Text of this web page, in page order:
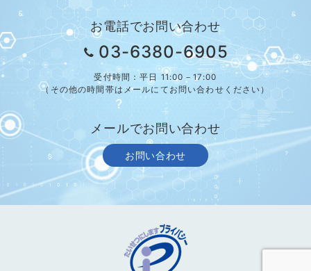
お電話でお問い合わせ
03-6380-6905
受付時間：平日 11:00－17:00
（その他の時間帯はメールにてお問い合わせください）
メールでお問い合わせ
お問い合わせ